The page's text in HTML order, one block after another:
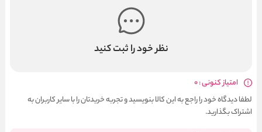
نظر خود را ثبت کنید
امتیاز کنونی : 0
لطفا دیدگاه خود را راجع به این کالا بنویسید و تجربه خریدتان را با سایر کاربران به
اشتراک بگذارید.